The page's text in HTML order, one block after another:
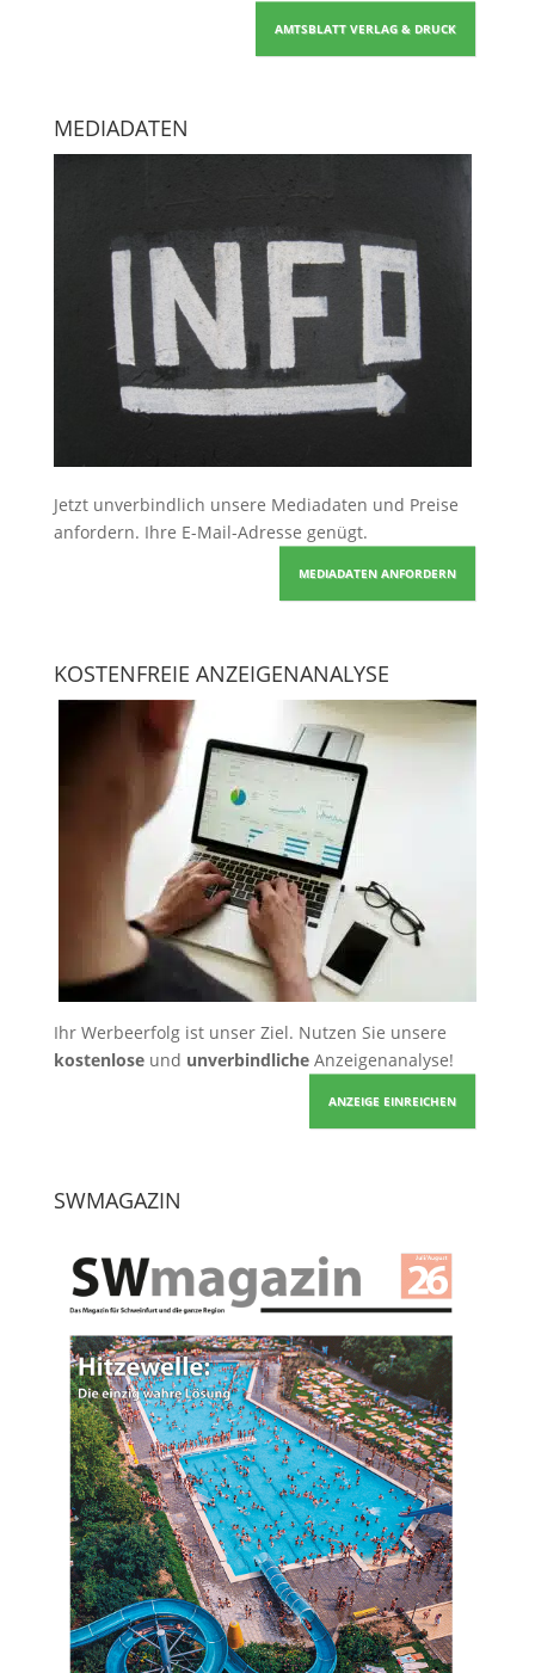
AMTSBLATT VERLAG & DRUCK
MEDIADATEN
Jetzt unverbindlich unsere Mediadaten und Preise
anfordern. Ihre E-Mail-Adresse genügt.
MEDIADATEN ANFORDERN
KOSTENFREIE ANZEIGENANALYSE
Ihr Werbeerfolg ist unser Ziel. Nutzen Sie unsere
kostenloseund unverbindlicheAnzeigenanalyse!
ANZEIGE EINREICHEN
SWMAGAZIN